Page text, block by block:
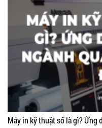
Máy in kỹ thuật số là gì? Ứng